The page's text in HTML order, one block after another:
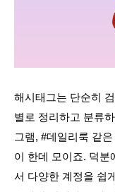
해시태그는 단순히
별로 정리하고 분류
그램, #데일리룩 같
이 한데 모이죠. 덕분
서 다양한 계정을 쉽